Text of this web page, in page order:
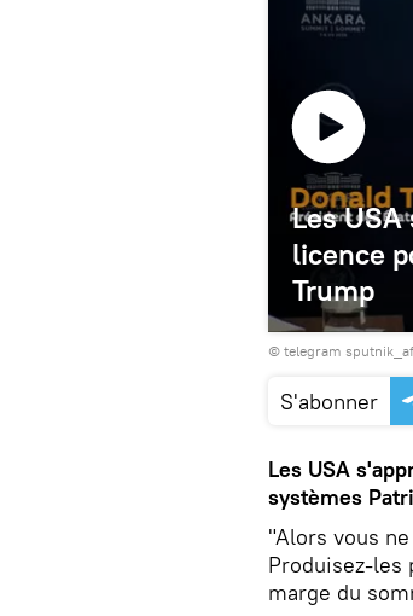
Les
licence
Trump
© telegram
S'abonner
Les USA
systèmes
"Alors vous
Produisez-les
marge du